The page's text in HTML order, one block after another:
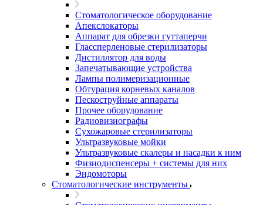
Стоматологическое оборудование
Апекслокаторы
Аппарат для обрезки гуттаперчи
Глассперленовые стерилизаторы
Дистиллятор для воды
Запечатывающие устройства
Лампы полимеризационные
Обтурация корневых каналов
Пескоструйные аппараты
Прочее оборудование
Радиовизиографы
Сухожаровые стерилизаторы
Ультразвуковые мойки
Ультразвуковые скалеры и насадки к ним
Физиодиспенсеры + системы для них
Эндомоторы
Стоматологические инструменты